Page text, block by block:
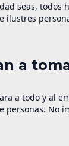
seas, todos
que tu
a
a todo y al
No